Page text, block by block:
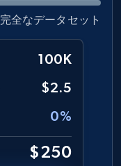
今すぐ購入
完全なデータセット
100K
$2.5
0%
$250